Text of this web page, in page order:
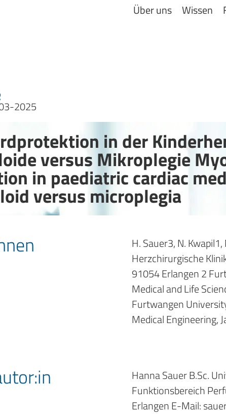
Über uns Wissen
2025
in der
versus Mikroplegie
in paediatric cardiac
versus microplegia
H. Sauer3, N.
Herzchirurgische
91054 Erlangen 2
Medical and Life
Furtwangen
Medical Engineering,
Hanna Sauer B.Sc.
Funktionsbereich
Erlangen E-Mail: